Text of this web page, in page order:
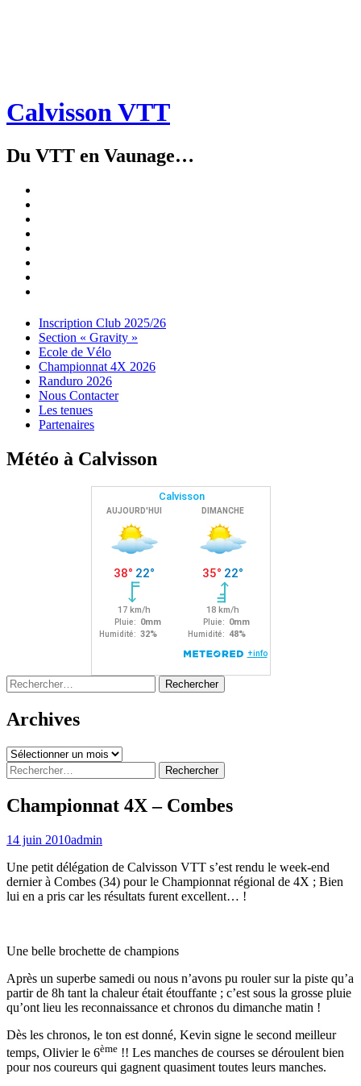
Calvisson VTT
Du VTT en Vaunage…
Menu
Widgets
Recherche
Aller
contenu
Inscription Club 2025/26
Section « Gravity »
Ecole de Vélo
Championnat 4X 2026
Randuro 2026
Nous Contacter
Les tenues
Partenaires
Météo à Calvisson
Rechercher :
Archives
Archives
Rechercher :
Championnat 4X – Combes
14 juin 2010admin
Une petit délégation de Calvisson VTT s’est rendu le week-end
dernier à Combes (34) pour le Championnat régional de 4X ; Bien
lui en a pris car les résultats furent excellent… !
Une belle brochette de champions
Après un superbe samedi ou nous n’avons pu rouler sur la piste qu’a
partir de 8h tant la chaleur était étouffante ; c’est sous la grosse pluie
qu’ont lieu les reconnaissance et chronos du dimanche matin !
Dès les chronos, le ton est donné, Kevin signe le second meilleur
temps, Olivier le 6ème !! Les manches de courses se déroulent bien
pour nos coureurs qui gagnent quasiment toutes leurs manches.